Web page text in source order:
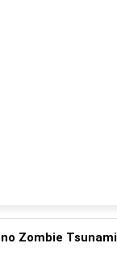
Zombie Tsunami